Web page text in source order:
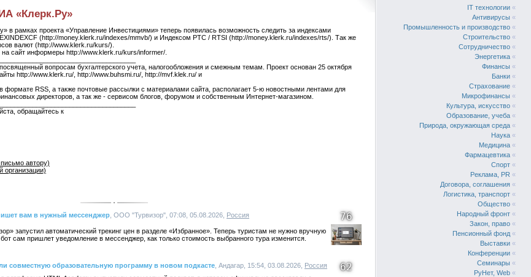
«Клерк.Ру»
в рамках проекта «Управление Инвестициями» теперь появилась возможность следить за индексами
(http://money.klerk.ru/indexes/mmvb/) и Индексом РТС / RTSI (http://money.klerk.ru/indexes/rts/). Так же
валют (http://www.klerk.ru/kurs/).
сайт информеры http://www.klerk.ru/kurs/informer/.
вопросам бухгалтерского учета, налогообложения и смежным темам. Проект основан 25 октября
http://www.klerk.ru/, http://www.buhsmi.ru/, http://mvf.klek.ru/ и
формате RSS, а также почтовые рассылки с материалами сайта, располагает 5-ю новостными лентами для
директоров, а так же - сервисом блогов, форумом и собственным Интернет-магазином.
обращайтесь к
автору)
организации)
вам в нужный мессенджер , ООО "Турвизор", 07:08, 05.08.2026, Россия 76
запустил автоматический трекинг цен в разделе «Избранное». Теперь туристам не нужно вручную
сам пришлет уведомление в мессенджер, как только стоимость выбранного тура изменится.
совместную образовательную программу в новом подкасте , Андагар, 15:54, 03.08.2026, Россия 62
IT технологии «
Антивирусы «
Промышленность и производство «
Строительство «
Сотрудничество «
Энергетика «
Финансы «
Банки «
Страхование «
Микрофинансы «
Культура, искусство «
Образование, учеба «
Природа, окружающая среда «
Наука «
Медицина «
Фармацевтика «
Спорт «
Реклама, PR «
Договора, соглашения «
Логистика, транспорт «
Общество «
Народный фронт «
Закон, право «
Пенсионный фонд «
Выставки «
Конференции «
Семинары «
РуНет, Web «